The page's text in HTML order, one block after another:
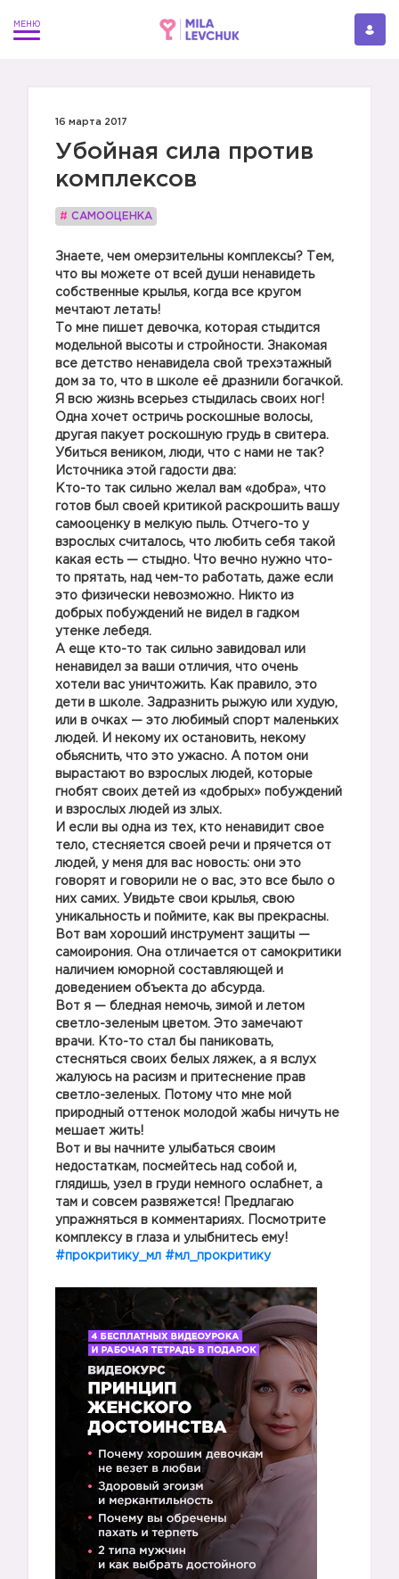
16 марта 2017
Убойная сила против
комплексов
# САМООЦЕНКА
Знаете, чем омерзительны комплексы? Тем,
что вы можете от всей души ненавидеть
собственные крылья, когда все кругом
мечтают летать!
То мне пишет девочка, которая стыдится
модельной высоты и стройности. Знакомая
все детство ненавидела свой трехэтажный
дом за то, что в школе её дразнили богачкой.
Я всю жизнь всерьез стыдилась своих ног!
Одна хочет остричь роскошные волосы,
другая пакует роскошную грудь в свитера.
Убиться веником, люди, что с нами не так?
Источника этой гадости два:
Кто-то так сильно желал вам «добра», что
готов был своей критикой раскрошить вашу
самооценку в мелкую пыль. Отчего-то у
взрослых считалось, что любить себя такой
какая есть — стыдно. Что вечно нужно что-
то прятать, над чем-то работать, даже если
это физически невозможно. Никто из
добрых побуждений не видел в гадком
утенке лебедя.
А еще кто-то так сильно завидовал или
ненавидел за ваши отличия, что очень
хотели вас уничтожить. Как правило, это
дети в школе. Задразнить рыжую или худую,
или в очках — это любимый спорт маленьких
людей. И некому их остановить, некому
обьяснить, что это ужасно. А потом они
вырастают во взрослых людей, которые
гнобят своих детей из «добрых» побуждений
и взрослых людей из злых.
И если вы одна из тех, кто ненавидит свое
тело, стесняется своей речи и прячется от
людей, у меня для вас новость: они это
говорят и говорили не о вас, это все было о
них самих. Увидьте свои крылья, свою
уникальность и поймите, как вы прекрасны.
Вот вам хороший инструмент защиты —
самоирония. Она отличается от самокритики
наличием юморной составляющей и
доведением объекта до абсурда.
Вот я — бледная немочь, зимой и летом
светло-зеленым цветом. Это замечают
врачи. Кто-то стал бы паниковать,
стесняться своих белых ляжек, а я вслух
жалуюсь на расизм и притеснение прав
светло-зеленых. Потому что мне мой
природный оттенок молодой жабы ничуть не
мешает жить!
Вот и вы начните улыбаться своим
недостаткам, посмейтесь над собой и,
глядишь, узел в груди немного ослабнет, а
там и совсем развяжется! Предлагаю
упражняться в комментариях. Посмотрите
комплексу в глаза и улыбнитесь ему!
#прокритику_мл #мл_прокритику